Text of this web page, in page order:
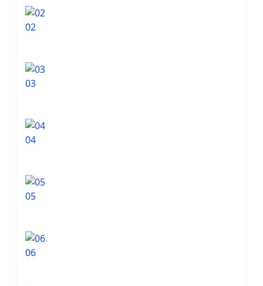
02
03
04
05
06